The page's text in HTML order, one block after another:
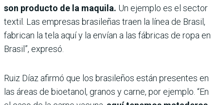
son producto de la maquila. Un ejemplo es el sector
textil. Las empresas brasileñas traen la línea de Brasil,
fabrican la tela aquí y la envían a las fábricas de ropa en
Brasil”, expresó.
Ruiz Díaz afirmó que los brasileños están presentes en
las áreas de bioetanol, granos y carne, por ejemplo. “En